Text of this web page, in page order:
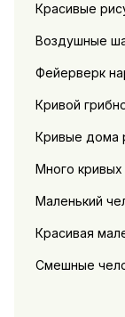
Красивые
Воздушные
Фейерверк
Кривой
Кривые дома
Много
Маленький
Красивая
Смешные